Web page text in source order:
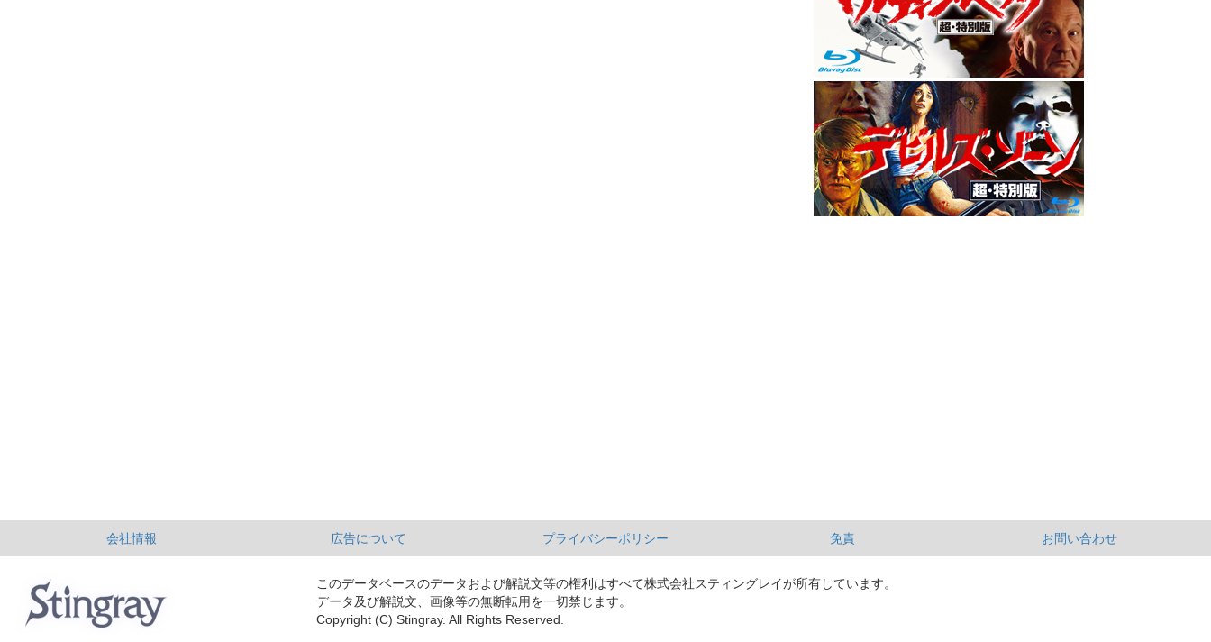
会社情報 広告について プライバシーポリシー 免責 お問い合わせ
このデータベースのデータおよび解説文等の権利はすべて株式会社スティングレイが所有しています。
データ及び解説文、画像等の無断転用を一切禁じます。
Copyright (C) Stingray. All Rights Reserved.